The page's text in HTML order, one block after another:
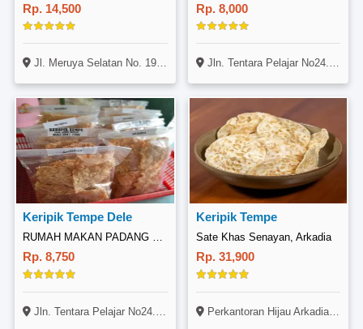
Rp. 14,500
Jl. Meruya Selatan No. 19, Meruya, Jakarta
Rp. 8,000
Jln. Tentara Pelajar No24. Ringinsari, Wonosari, Gunungkidul, YogyakArta.
Keripik Tempe Dele
RUMAH MAKAN PADANG DUA SATU
Rp. 8,750
Jln. Tentara Pelajar No24. Ringinsari, Wonosari, Gunungkidul, YogyakArta.
Keripik Tempe
Sate Khas Senayan, Arkadia
Rp. 31,900
Perkantoran Hijau Arkadia, UG-02 UG-03, Jl. Letjen TB Simatupang, Kav 88, CIlandak, Jakarta